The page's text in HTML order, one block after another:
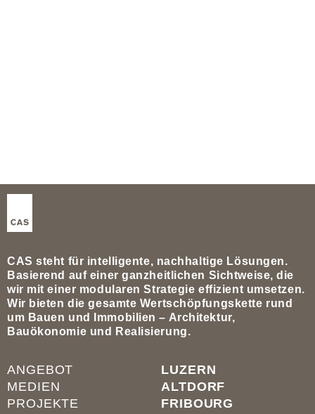
CAS steht für intelligente, nachhaltige Lösungen.
Basierend auf einer ganzheitlichen Sichtweise, die
wir mit einer modularen Strategie effizient umsetzen.
Wir bieten die gesamte Wertschöpfungskette rund
um Bauen und Immobilien – Architektur,
Bauökonomie und Realisierung.
ANGEBOT
MEDIEN
PROJEKTE
LUZERN
ALTDORF
FRIBOURG